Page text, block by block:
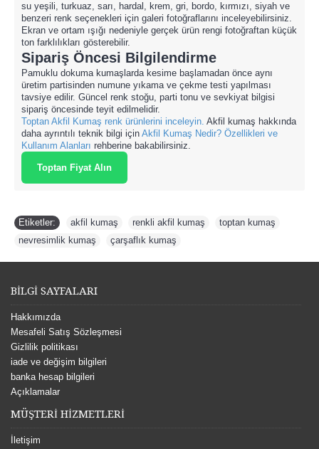
su yeşili, turkuaz, sarı, hardal, krem, gri, bordo, kırmızı, siyah ve
benzeri renk seçenekleri için galeri fotoğraflarını inceleyebilirsiniz.
Ekran ve ortam ışığı nedeniyle gerçek ürün rengi fotoğraftan küçük
ton farklılıkları gösterebilir.
Sipariş Öncesi Bilgilendirme
Pamuklu dokuma kumaşlarda kesime başlamadan önce aynı
üretim partisinden numune yıkama ve çekme testi yapılması
tavsiye edilir. Güncel renk stoğu, parti tonu ve sevkiyat bilgisi
sipariş öncesinde teyit edilmelidir.
Toptan Akfil Kumaş renk ürünlerini inceleyin. Akfil kumaş hakkında
daha ayrıntılı teknik bilgi için Akfil Kumaş Nedir? Özellikleri ve
Kullanım Alanları rehberine bakabilirsiniz.
Toptan Fiyat Alın
Etiketler: akfil kumaş renkli akfil kumaş toptan kumaş
nevresimlik kumaş
çarşaflık kumaş
BİLGİ SAYFALARI
Hakkımızda
Mesafeli Satış Sözleşmesi
Gizlilik politikası
iade ve değişim bilgileri
banka hesap bilgileri
Açıklamalar
MÜŞTERİ HİZMETLERİ
İletişim